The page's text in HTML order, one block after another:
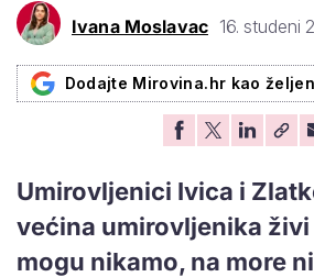
Ivana Moslavac 16. studeni
Dodajte Mirovina.hr kao
Umirovljenici Ivica i
većina umirovljenika živi
mogu nikamo, na more